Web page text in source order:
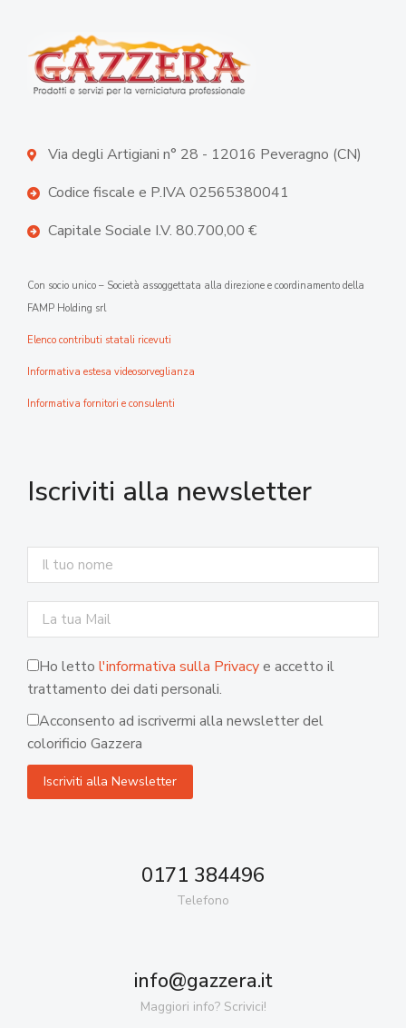
Via degli Artigiani n° 28 - 12016 Peveragno (CN)
Codice fiscale e P.IVA 02565380041
Capitale Sociale I.V. 80.700,00 €
Con socio unico – Società assoggettata alla direzione e coordinamento della
FAMP Holding srl
Elenco contributi statali ricevuti
Informativa estesa videosorveglianza
Informativa fornitori e consulenti
Iscriviti alla newsletter
Ho letto l'informativa sulla Privacye accetto il
trattamento dei dati personali.
Acconsento ad iscrivermi alla newsletter del
colorificio Gazzera
0171 384496
Telefono
info@gazzera.it
Maggiori info? Scrivici!